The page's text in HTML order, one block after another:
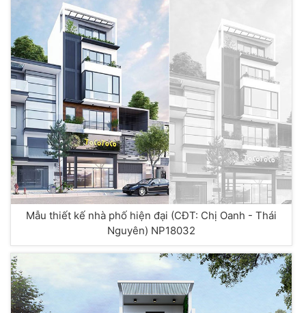
Mẫu thiết kế nhà phố hiện đại (CĐT: Chị Oanh - Thái
Nguyên) NP18032